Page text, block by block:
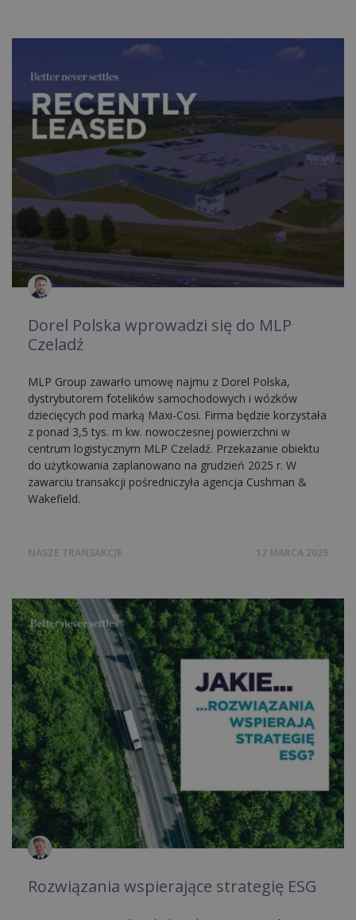
Dorel Polska wprowadzi się do MLP
Czeladź
MLP Group zawarło umowę najmu z Dorel Polska,
dystrybutorem fotelików samochodowych i wózków
dziecięcych pod marką Maxi-Cosi. Firma będzie korzystała
z ponad 3,5 tys. m kw. nowoczesnej powierzchni w
centrum logistycznym MLP Czeladź. Przekazanie obiektu
do użytkowania zaplanowano na grudzień 2025 r. W
zawarciu transakcji pośredniczyła agencja Cushman &
Wakefield.
NASZE TRANSAKCJE 12 MARCA 2025
Rozwiązania wspierające strategię ESG